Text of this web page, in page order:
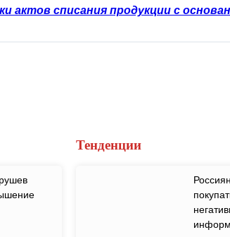
актов списания продукции с
Тенденции